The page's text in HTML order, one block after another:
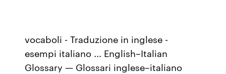
vocaboli - Traduzione in inglese -
esempi italiano ... English–Italian
Glossary — Glossari inglese–italiano